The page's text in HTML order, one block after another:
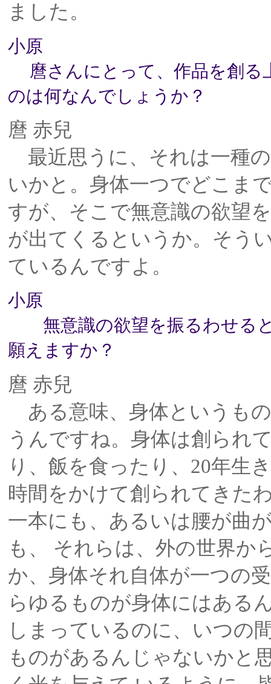
ました。
小原
麿さんにとって、作品を創る
のは何なんでしょうか？
麿 赤兒
最近思うに、それは一種
いかと。身体一つでどこま
すが、そこで無意識の欲望
が出てくるというか。そう
ているんですよ。
小原
無意識の欲望を振るわせると
願えますか？
麿 赤兒
ある意味、身体というも
うんですね。身体は創られ
り、飯を食ったり、20年生
時間をかけて創られてきた
一本にも、あるいは腰が曲
も、 それらは、外の世界か
か、身体それ自体が一つの
らゆるものが身体にはある
しまっているのに、いつの
ものがあるんじゃないかと